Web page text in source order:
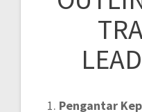
Pengantar